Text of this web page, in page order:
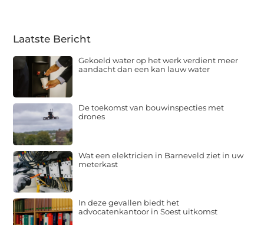
Laatste Bericht
Gekoeld water op het werk verdient meer
aandacht dan een kan lauw water
De toekomst van bouwinspecties met
drones
Wat een elektricien in Barneveld ziet in uw
meterkast
In deze gevallen biedt het
advocatenkantoor in Soest uitkomst